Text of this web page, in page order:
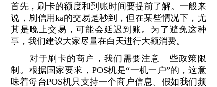
首先，刷卡的额度和到账时间要提前了解。一般来
说，刷信用ka的交易是秒到，但在某些情况下，尤
其是晚上交易，可能会延迟到账。为了避免这种
事，我们建议大家尽量在白天进行大额消费。
对于刷卡的商户，我们需要注意一些政策限
制。根据国家要求，POS机是“一机一户”的，这意
味着每台POS机只支持一个商户信息。假如我们频